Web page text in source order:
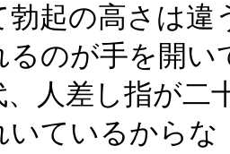
勃起の高さは違
るのが手を開い
人差し指が二
いているからな